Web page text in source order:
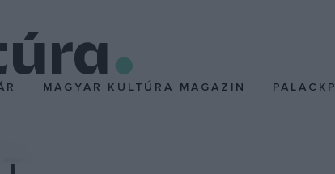
MAGYAR KULTÚRA MAGAZIN